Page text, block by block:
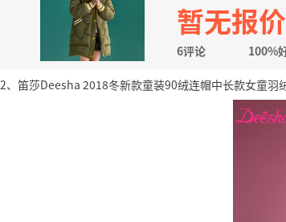
暂无报价
6评论 100%
2、笛莎Deesha 2018冬新款童装90绒连帽中长款女童羽